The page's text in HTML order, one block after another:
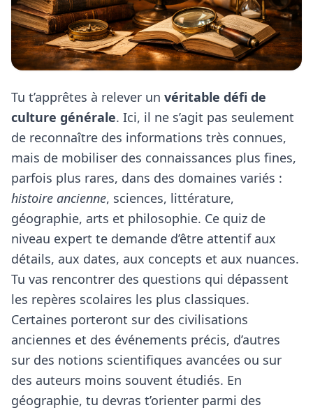
Tu t’apprêtes à relever un véritable défi de
culture générale. Ici, il ne s’agit pas seulement
de reconnaître des informations très connues,
mais de mobiliser des connaissances plus fines,
parfois plus rares, dans des domaines variés :
histoire ancienne, sciences, littérature,
géographie, arts et philosophie. Ce quiz de
niveau expert te demande d’être attentif aux
détails, aux dates, aux concepts et aux nuances.
Tu vas rencontrer des questions qui dépassent
les repères scolaires les plus classiques.
Certaines porteront sur des civilisations
anciennes et des événements précis, d’autres
sur des notions scientifiques avancées ou sur
des auteurs moins souvent étudiés. En
géographie, tu devras t’orienter parmi des